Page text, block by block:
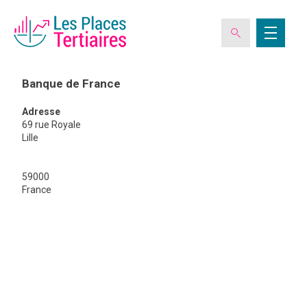
Banque de France
Adresse
69 rue Royale
Lille
59000
France